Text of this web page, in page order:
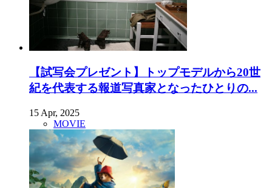
【試写会プレゼント】トップモデルから20世
紀を代表する報道写真家となったひとりの...
15 Apr, 2025
MOVIE